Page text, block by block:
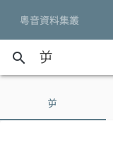
粵音資料集叢
search
屰